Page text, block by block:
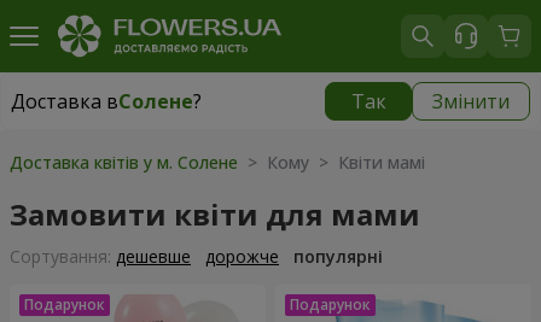
Доставка вСолене? Так Змінити
Доставка вСолене|
Доставка квітів у м. Солене > Кому > Квіти мамі
Замовити квіти для мами
Сортування: дешевше дорожче популярні